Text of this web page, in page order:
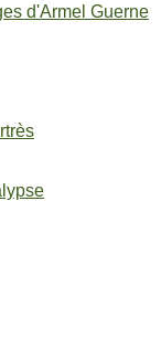
d'Armel Guerne